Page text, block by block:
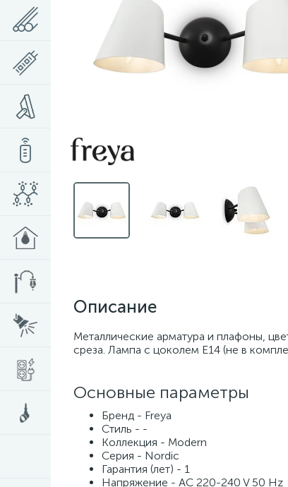
Описание
Металлические арматура и плафоны,
среза. Лампа с цоколем E14 (не в
Основные параметры
Бренд - Freya
Стиль - -
Коллекция - Modern
Серия - Nordic
Гарантия (лет) - 1
Напряжение - AC 220-240 V 50 Hz